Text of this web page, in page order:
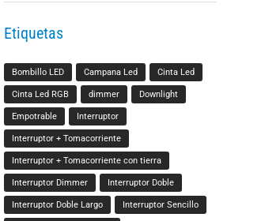
Etiquetas
Bombillo LED Campana Led Cinta Led
Cinta Led RGB dimmer Downlight
Empotrable Interruptor
Interruptor + Tomacorriente
Interruptor + Tomacorriente con tierra
Interruptor Dimmer Interruptor Doble
Interruptor Doble Largo Interruptor Sencillo